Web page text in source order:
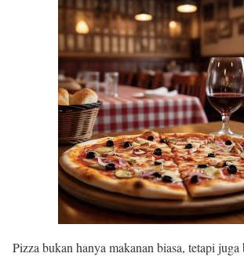
Pizza bukan hanya makanan biasa, tetapi